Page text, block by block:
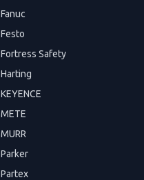
Fanuc
Festo
Fortress Safety
Harting
KEYENCE
METE
MURR
Parker
Partex